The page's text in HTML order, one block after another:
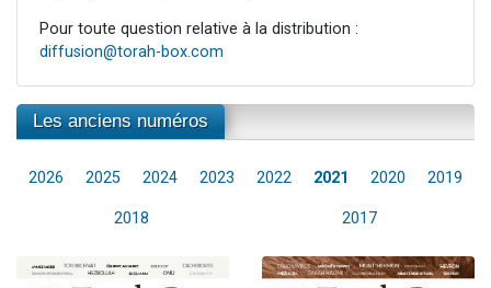
Pour toute question relative à la distribution :
diffusion@torah-box.com
Les anciens numéros
2026 2025 2024 2023 2022 2021 2020 2019
2018 2017